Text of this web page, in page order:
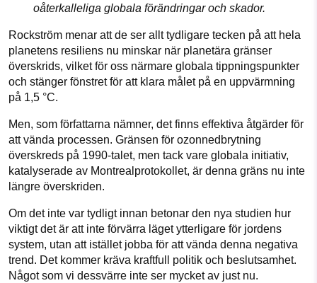
oåterkalleliga globala förändringar och skador.
Rockström menar att de ser allt tydligare tecken på att hela
planetens resiliens nu minskar när planetära gränser
överskrids, vilket för oss närmare globala tippningspunkter
och stänger fönstret för att klara målet på en uppvärmning
på 1,5 °C.
Men, som författarna nämner, det finns effektiva åtgärder för
att vända processen. Gränsen för ozonnedbrytning
överskreds på 1990-talet, men tack vare globala initiativ,
katalyserade av Montrealprotokollet, är denna gräns nu inte
längre överskriden.
Om det inte var tydligt innan betonar den nya studien hur
viktigt det är att inte förvärra läget ytterligare för jordens
system, utan att istället jobba för att vända denna negativa
trend. Det kommer kräva kraftfull politik och beslutsamhet.
Något som vi dessvärre inte ser mycket av just nu.